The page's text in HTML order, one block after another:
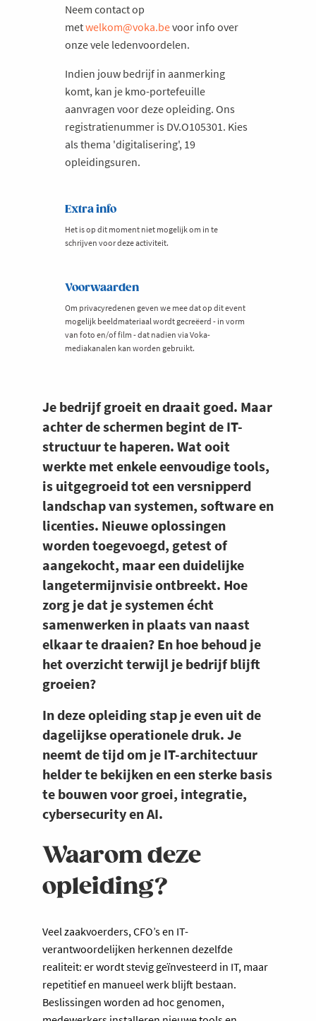
Je bedrijf groeit en draait goed. Maar
achter de schermen begint de IT-
structuur te haperen. Wat ooit
werkte met enkele eenvoudige tools,
is uitgegroeid tot een versnipperd
landschap van systemen, software en
licenties. Nieuwe oplossingen
worden toegevoegd, getest of
aangekocht, maar een duidelijke
langetermijnvisie ontbreekt. Hoe
zorg je dat je systemen écht
samenwerken in plaats van naast
elkaar te draaien? En hoe behoud je
het overzicht terwijl je bedrijf blijft
groeien?
In deze opleiding stap je even uit de
dagelijkse operationele druk. Je
neemt de tijd om je IT-architectuur
helder te bekijken en een sterke basis
te bouwen voor groei, integratie,
cybersecurity en AI.
Waarom deze
opleiding?
Veel zaakvoerders, CFO’s en IT-
verantwoordelijken herkennen dezelfde
realiteit: er wordt stevig geïnvesteerd in IT, maar
repetitief en manueel werk blijft bestaan.
Beslissingen worden ad hoc genomen,
Neem contact op
metwelkom@voka.bevoor info over
onze vele ledenvoordelen.
Indien jouw bedrijf in aanmerking
komt, kan je kmo-portefeuille
aanvragen voor deze opleiding. Ons
registratienummer is DV.O105301. Kies
als thema 'digitalisering', 19
opleidingsuren.
Extra info
Het is op dit moment niet mogelijk om in te
schrijven voor deze activiteit.
Voorwaarden
Om privacyredenen geven we mee dat op dit event
mogelijk beeldmateriaal wordt gecreëerd - in vorm
van foto en/of film - dat nadien via Voka-
mediakanalen kan worden gebruikt.